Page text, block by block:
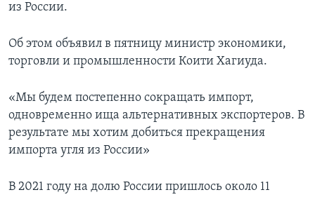
из России.
Об этом объявил в пятницу министр экономики,
торговли и промышленности Коити Хагиуда.
«Мы будем постепенно сокращать импорт,
одновременно ища альтернативных экспортеров. В
результате мы хотим добиться прекращения
импорта угля из России»
В 2021 году на долю России пришлось около 11